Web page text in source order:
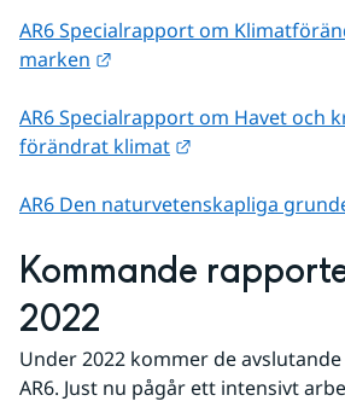
AR6 Specialrapport om
marken
AR6 Specialrapport om Havet och
förändrat klimat
AR6 Den naturvetenskapliga
Kommande
2022
Under 2022 kommer de
AR6. Just nu pågår ett intensivt